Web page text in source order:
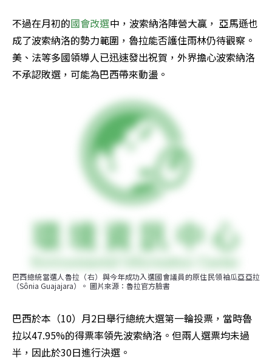
不過在月初的國會改選中，波索納洛陣營大贏， 亞馬遜也
成了波索納洛的勢力範圍，魯拉能否護住雨林仍待觀察。
美、法等多國領導人已迅速發出祝賀，外界擔心波索納洛
不承認敗選，可能為巴西帶來動盪。
巴西總統當選人魯拉（右）與今年成功入選國會議員的原住民領袖瓜亞亞拉
（Sônia Guajajara）。 圖片來源：魯拉官方臉書
巴西於本（10）月2日舉行總統大選第一輪投票，當時魯
拉以47.95%的得票率領先波索納洛。但兩人選票均未過
半，因此於30日進行決選。